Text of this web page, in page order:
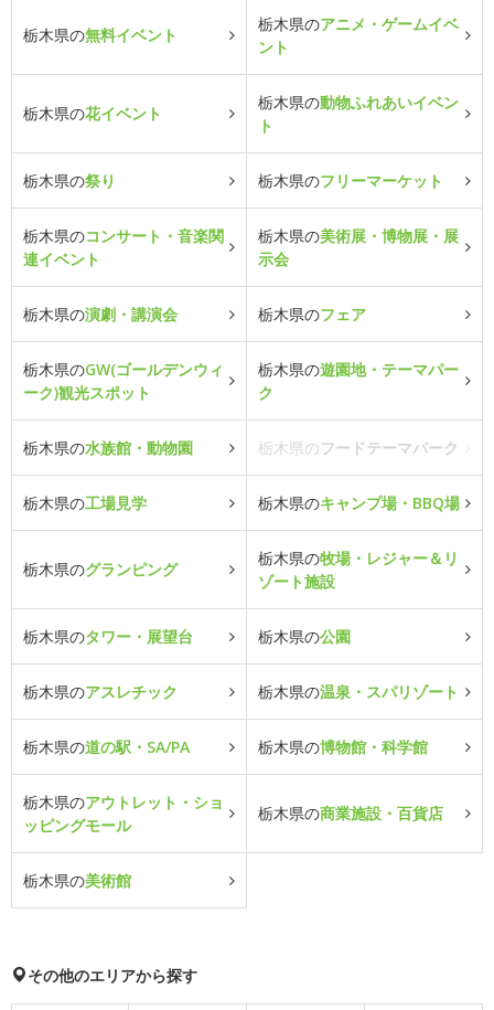
栃木県の無料イベント
栃木県のアニメ・ゲームイベ
ント
栃木県の花イベント
栃木県の動物ふれあいイベン
ト
栃木県の祭り 栃木県のフリーマーケット
栃木県のコンサート・音楽関
連イベント
栃木県の美術展・博物展・展
示会
栃木県の演劇・講演会 栃木県のフェア
栃木県のGW(ゴールデンウィ
ーク)観光スポット
栃木県の遊園地・テーマパー
ク
栃木県の水族館・動物園 栃木県のフードテーマパーク
栃木県の工場見学 栃木県のキャンプ場・BBQ場
栃木県のグランピング
栃木県の牧場・レジャー＆リ
ゾート施設
栃木県のタワー・展望台 栃木県の公園
栃木県のアスレチック 栃木県の温泉・スパリゾート
栃木県の道の駅・SA/PA 栃木県の博物館・科学館
栃木県のアウトレット・ショ
ッピングモール
栃木県の商業施設・百貨店
栃木県の美術館
その他のエリアから探す